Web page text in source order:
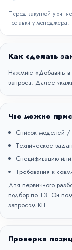
Перед закупкой
поставки у менеджера.
Как сделать
Нажмите «Добавить в
запроса. Далее
Что можно
Список моделей /
Техническое
Спецификацию или
Требования к
Для первичного
подбор по ТЗ. Он
запросом КП.
Проверка